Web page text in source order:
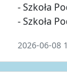
- Szkoła
- Szkoła
2026-06-08